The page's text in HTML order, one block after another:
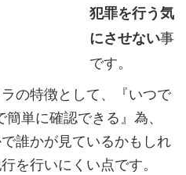
犯罪を行う気
にさせない事
です。
の特徴として、『いつで
単に確認できる』為、
誰かが見ているかもしれ
を行いにくい点です。